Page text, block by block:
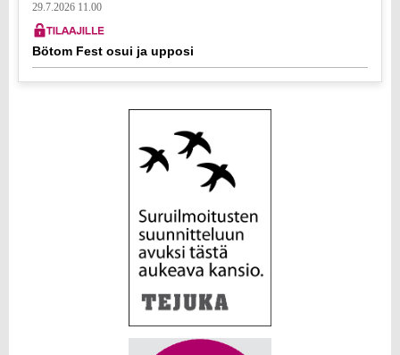
29.7.2026 11.00
Bötom Fest osui ja upposi